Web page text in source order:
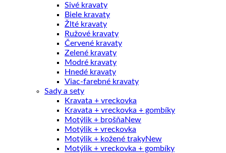
Sivé kravaty
Biele kravaty
Žlté kravaty
Ružové kravaty
Červené kravaty
Zelené kravaty
Modré kravaty
Hnedé kravaty
Viac-farebné kravaty
Sady a sety
Kravata + vreckovka
Kravata + vreckovka + gombíky
Motýlik + brošňa
Motýlik + vreckovka
Motýlik + kožené traky
Motýlik + vreckovka + gombíky